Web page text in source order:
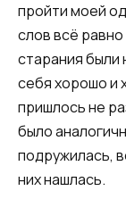
пройти моей
слов всё
старания были
себя хорошо и
пришлось не
было
подружилась,
них нашлась.